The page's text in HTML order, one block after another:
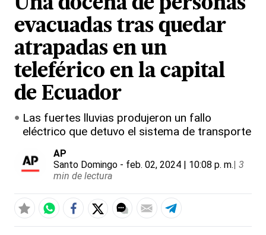
Una docena de personas
evacuadas tras quedar
atrapadas en un
teleférico en la capital
de Ecuador
Las fuertes lluvias produjeron un fallo
eléctrico que detuvo el sistema de transporte
AP
Santo Domingo - feb. 02, 2024 | 10:08 p. m.| 3
min de lectura